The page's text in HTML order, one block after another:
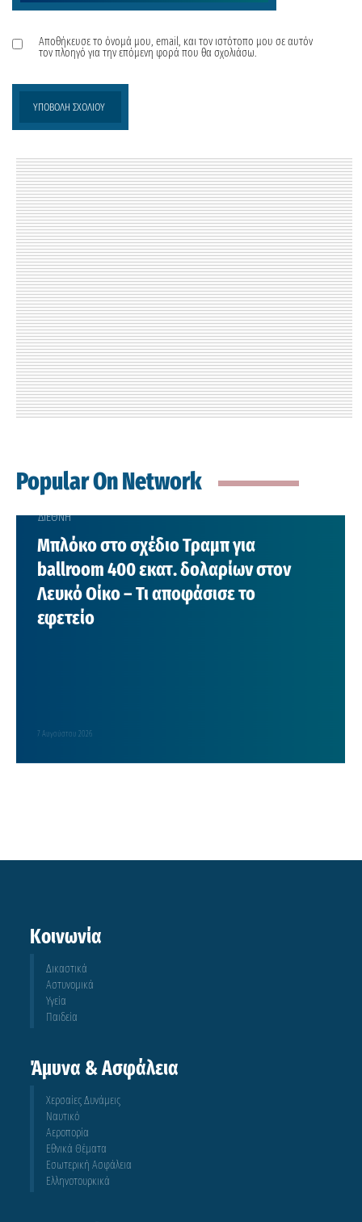
Αποθήκευσε το όνομά μου, email, και τον ιστότοπο μου σε αυτόν
τον πλοηγό για την επόμενη φορά που θα σχολιάσω.
Popular On Network
ΔΙΕΘΝΗ
Μπλόκο στο σχέδιο Τραμπ για
ballroom 400 εκατ. δολαρίων στον
Λευκό Οίκο – Τι αποφάσισε το
εφετείο
7 Αυγούστου 2026
Κοινωνία
Δικαστικά
Αστυνομικά
Υγεία
Παιδεία
Άμυνα & Ασφάλεια
Χερσαίες Δυνάμεις
Ναυτικό
Αεροπορία
Εθνικά Θέματα
Εσωτερική Ασφάλεια
Ελληνοτουρκικά